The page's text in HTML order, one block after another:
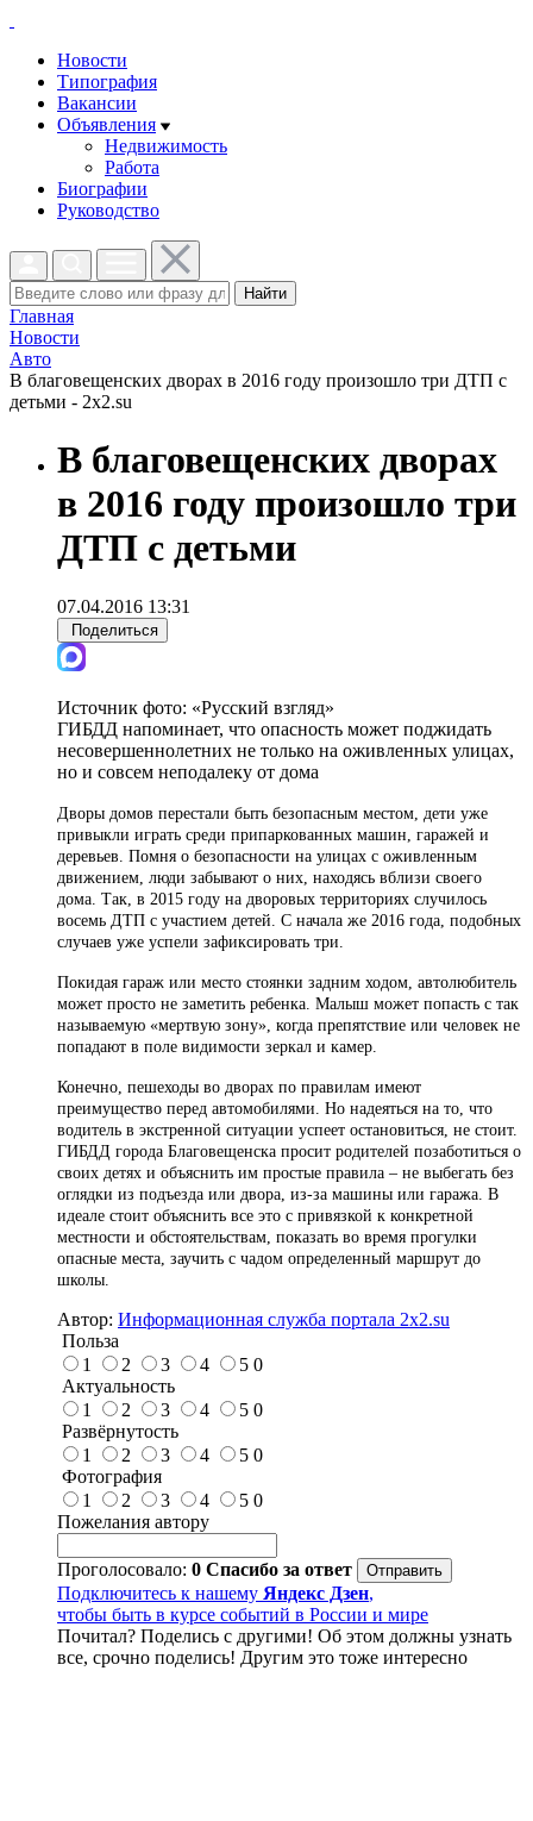
Новости
Типография
Вакансии
Объявления
Недвижимость
Работа
Биографии
Руководство
Найти
Главная
Новости
Авто
В благовещенских дворах в 2016 году произошло три ДТП с
детьми - 2x2.su
В благовещенских дворах
в 2016 году произошло три
ДТП с детьми
07.04.2016 13:31
Поделиться
Источник фото: «Русский взгляд»
ГИБДД напоминает, что опасность может поджидать
несовершеннолетних не только на оживленных улицах,
но и совсем неподалеку от дома
Дворы домов перестали быть безопасным местом, дети уже
привыкли играть среди припаркованных машин, гаражей и
деревьев. Помня о безопасности на улицах с оживленным
движением, люди забывают о них, находясь вблизи своего
дома. Так, в 2015 году на дворовых территориях случилось
восемь ДТП с участием детей. С начала же 2016 года, подобных
случаев уже успели зафиксировать три.
Покидая гараж или место стоянки задним ходом, автолюбитель
может просто не заметить ребенка. Малыш может попасть с так
называемую «мертвую зону», когда препятствие или человек не
попадают в поле видимости зеркал и камер.
Конечно, пешеходы во дворах по правилам имеют
преимущество перед автомобилями. Но надеяться на то, что
водитель в экстренной ситуации успеет остановиться, не стоит.
ГИБДД города Благовещенска просит родителей позаботиться о
своих детях и объяснить им простые правила – не выбегать без
оглядки из подъезда или двора, из-за машины или гаража. В
идеале стоит объяснить все это с привязкой к конкретной
местности и обстоятельствам, показать во время прогулки
опасные места, заучить с чадом определенный маршрут до
школы.
Автор: Информационная служба портала 2x2.su
Польза
1
2 3 4 5 0
Актуальность
1
2 3 4 5 0
Развёрнутость
1
2 3 4 5 0
Фотография
1
2 3 4 5 0
Пожелания автору
Проголосовало: 0 Спасибо за ответ
Подключитесь к нашему Яндекс Дзен,
чтобы быть в курсе событий в России и мире
Почитал? Поделись с другими! Об этом должны узнать
все, срочно поделись! Другим это тоже интересно